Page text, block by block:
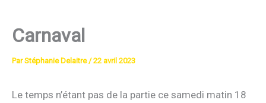
Carnaval
ParStéphanie Delaitre/22 avril 2023
Le temps n’étant pas de la partie ce samedi matin 18